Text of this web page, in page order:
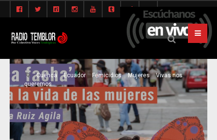
Cuenca Ecuador Femicidios Mujeres
Vivas nos
queremos